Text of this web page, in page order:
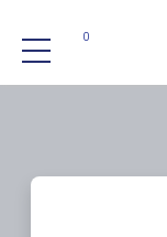
0